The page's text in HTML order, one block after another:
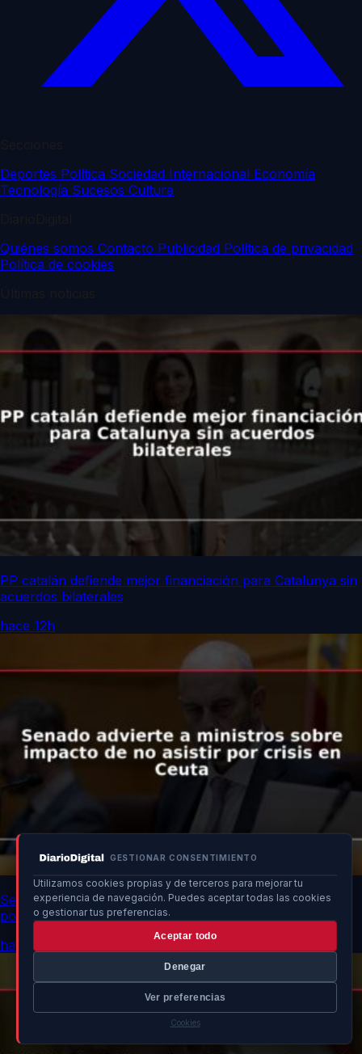
GESTIONAR CONSENTIMIENTO
Utilizamos cookies propias y de terceros para mejorar tu
experiencia de navegación. Puedes aceptar todas las cookies
o gestionar tus preferencias.
Aceptar todo
Denegar
Ver preferencias
Cookies
Deportes Política Sociedad Internacional Economía
Tecnología Sucesos Cultura
Quiénes somos Contacto Publicidad Política de privacidad
Política de cookies
PP catalán defiende mejor financiación para Catalunya sin
acuerdos bilaterales
hace 12h
Senado advierte a ministros sobre impacto de no asistir
por crisis en Ceuta
hace 12h